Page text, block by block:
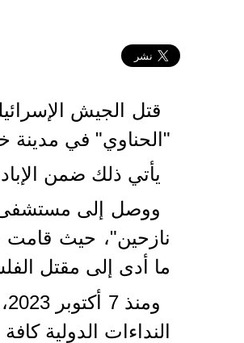
"الحناوي" في
يأتي ذلك ضمن الإبادة
نازحين"، حيث قامت
ما أدى إلى مقتل
النداءات الدولية